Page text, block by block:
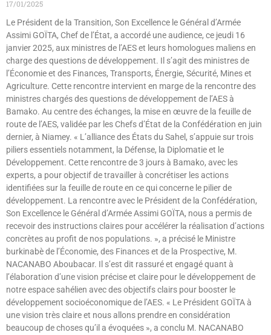
17/01/2025
Le Président de la Transition, Son Excellence le Général d’Armée
Assimi GOÏTA, Chef de l’État, a accordé une audience, ce jeudi 16
janvier 2025, aux ministres de l’AES et leurs homologues maliens en
charge des questions de développement. Il s’agit des ministres de
l’Économie et des Finances, Transports, Énergie, Sécurité, Mines et
Agriculture. Cette rencontre intervient en marge de la rencontre des
ministres chargés des questions de développement de l’AES à
Bamako. Au centre des échanges, la mise en œuvre de la feuille de
route de l’AES, validée par les Chefs d’État de la Confédération en juin
dernier, à Niamey. « L’alliance des États du Sahel, s’appuie sur trois
piliers essentiels notamment, la Défense, la Diplomatie et le
Développement. Cette rencontre de 3 jours à Bamako, avec les
experts, a pour objectif de travailler à concrétiser les actions
identifiées sur la feuille de route en ce qui concerne le pilier de
développement. La rencontre avec le Président de la Confédération,
Son Excellence le Général d’Armée Assimi GOÏTA, nous a permis de
recevoir des instructions claires pour accélérer la réalisation d’actions
concrètes au profit de nos populations. », a précisé le Ministre
burkinabè de l’Économie, des Finances et de la Prospective, M.
NACANABO Aboubacar. Il s’est dit rassuré et engagé quant à
l’élaboration d’une vision précise et claire pour le développement de
notre espace sahélien avec des objectifs clairs pour booster le
développement socioéconomique de l’AES. « Le Président GOÏTA à
une vision très claire et nous allons prendre en considération
beaucoup de choses qu’il a évoquées », a conclu M. NACANABO